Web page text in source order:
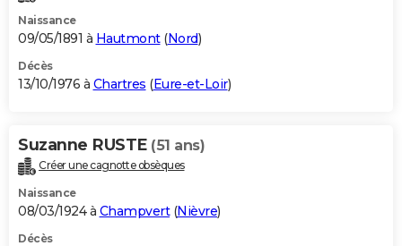
Naissance
09/05/1891 à Hautmont(Nord)
Décès
13/10/1976 à Chartres (Eure-et-Loir)
Suzanne RUSTE (51 ans)
Créer une cagnotte obsèques
Naissance
08/03/1924 à Champvert(Nièvre)
Décès